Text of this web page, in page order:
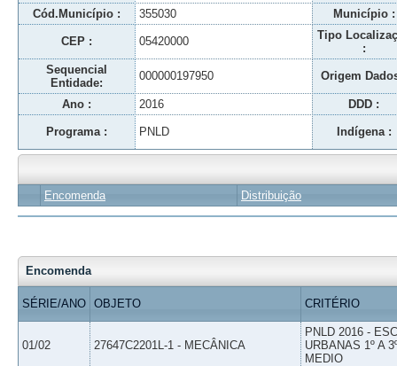
Cód.Município : 355030 Município :
CEP : 05420000
Tipo
:
Sequencial
Entidade:
000000197950 Origem
Ano : 2016 DDD :
Programa : PNLD Indígena :
Encomenda Distribuição
Encomenda
SÉRIE/ANO OBJETO CRITÉRIO
01/02 27647C2201L-1 - MECÂNICA
PNLD 2016 -
URBANAS 1º A
MEDIO